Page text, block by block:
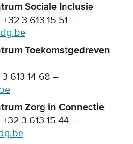
Sociale Inclusie
3 613 15 51 –
Toekomstgedreven
613 14 68 –
Zorg in Connectie
3 613 15 44 –